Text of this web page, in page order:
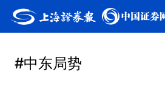
#中东局势